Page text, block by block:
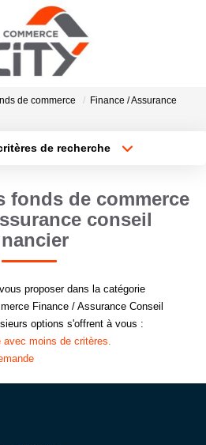
VENDRE
LOUER
GERER
AGENCE
de commerce
Finance / Assurance
de recherche
fonds de commerce
conseil
proposer dans la catégorie
Finance / Assurance Conseil
options s'offrent à vous :
moins de critères.